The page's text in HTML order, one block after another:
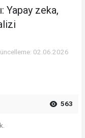
Yapay zeka,
02.06.2026
563